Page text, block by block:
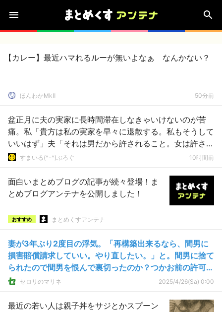
【カレー】最近ハマれるルーが無いよなぁ なんかない？
ほんわかMkⅡ 50分前
盆正月に夫の実家に長時間滞在しなきゃいけないのが苦
痛。私「貴方は私の実家を早々に退散する。私もそうして
いいはず」夫「それは男だから許されること。女は許され
ない」すまいる(^-^)ぶろぐ 10時間前
面白いまとめブログの記事が続々登場！ま
とめブログアンテナを公開しました！
おすすめ まとめくすアンテナ
妻が3年ぶり2度目の浮気。「再構築出来るなら、間男に
損害賠償請求していい。やり直したい。」と。間男に捨て
られたので間男を恨んで裏切ったのか？つかお前の許可な
んかいるか！ｗ
セロリのマリネ 2025/4/26(Sa) 0:00
最近の若い人は親子丼をサジとかスプーン